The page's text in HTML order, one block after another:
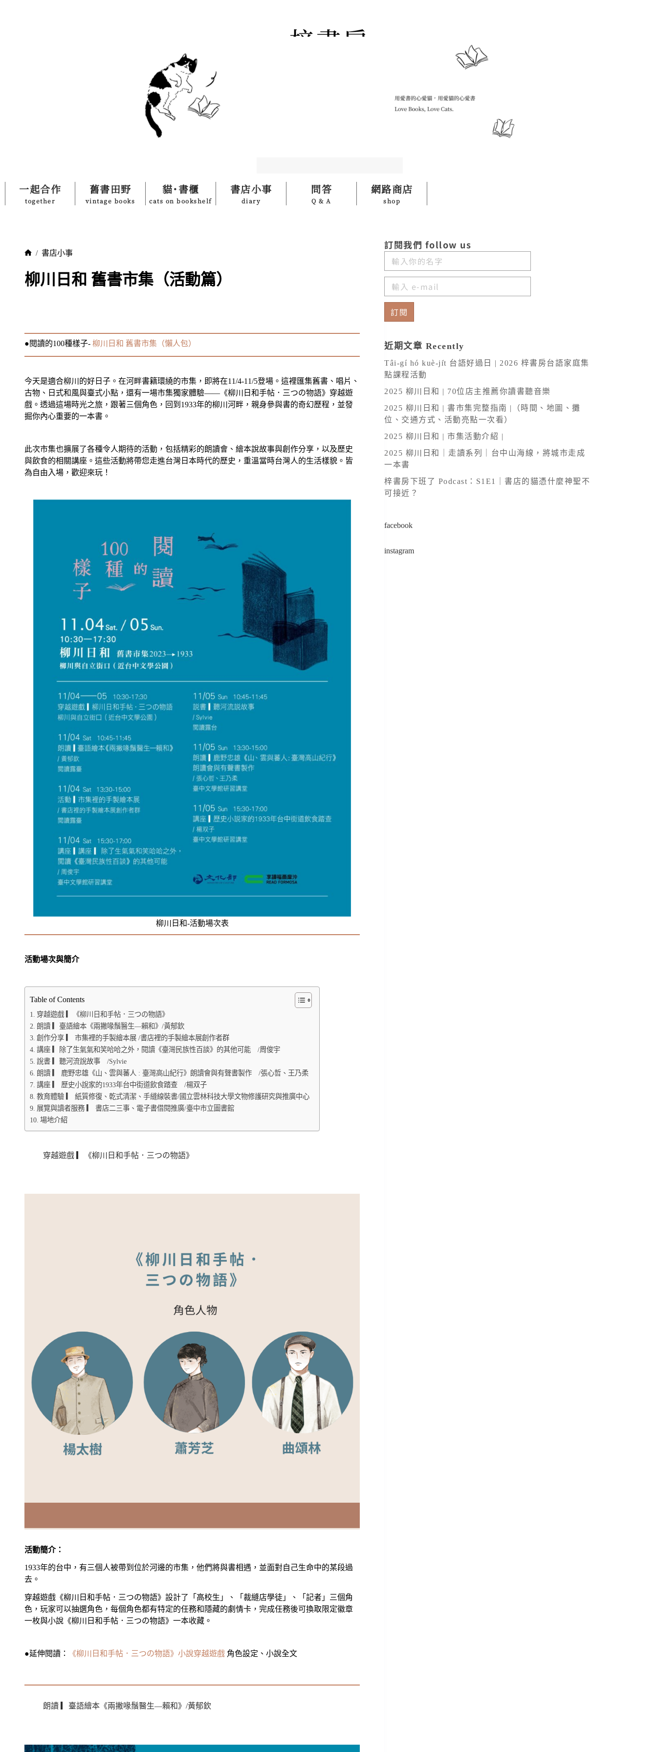
一起合作
together
舊書田野
vintage books
貓˙書櫃
cats on bookshelf
書店小事
diary
問答
Q & A
網路商店
shop
/ 書店小事
柳川日和 舊書市集（活動篇）
●閱讀的100種樣子- 柳川日和 舊書市集（懶人包）
今天是適合柳川的好日子。在河畔書籍環繞的市集，即將在11/4-11/5登場。這裡匯集舊書、唱片、
古物、日式和風與臺式小點，還有一場市集獨家體驗——《柳川日和手帖．三つの物語》穿越遊
戲。透過這場時光之旅，跟著三個角色，回到1933年的柳川河畔，親身參與書的奇幻歷程，並發
掘你內心重要的一本書。
此次市集也擴展了各種令人期待的活動，包括精彩的朗讀會、繪本說故事與創作分享，以及歷史
與飲食的相關講座。這些活動將帶您走進台灣日本時代的歷史，重溫當時台灣人的生活樣貌。皆
為自由入場，歡迎來玩！
柳川日和-活動場次表
活動場次與簡介
Table of Contents
穿越遊戲 ▎《柳川日和手帖．三つの物語》
朗讀 ▎臺語繪本《兩撇喙鬚醫生—賴和》/黃郁欽
創作分享 ▎ 市集裡的手製繪本展 /書店裡的手製繪本展創作者群
講座 ▎除了生氣氣和笑哈哈之外，閱讀《臺灣民族性百談》的其他可能 /周俊宇
說書 ▎聽河流說故事 /Sylvie
朗讀 ▎ 鹿野忠雄《山、雲與蕃人 : 臺灣高山紀行》朗讀會與有聲書製作 /張心哲、王乃柔
講座 ▎ 歷史小說家的1933年台中街道飲食踏查 /楊双子
教育體驗 ▎ 紙質修復、乾式清潔、手縫線裝書/國立雲林科技大學文物修護研究與推廣中心
展覽與讀者服務 ▎ 書店二三事、電子書借閱推廣/臺中市立圖書館
場地介紹
穿越遊戲 ▎《柳川日和手帖．三つの物語》
活動簡介：
1933年的台中，有三個人被帶到位於河邊的市集，他們將與書相遇，並面對自己生命中的某段過
去。
穿越遊戲《柳川日和手帖．三つの物語》設計了「高校生」、「裁縫店學徒」、「記者」三個角
色，玩家可以抽選角色，每個角色都有特定的任務和隱藏的劇情卡，完成任務後可換取限定徽章
一枚與小說《柳川日和手帖．三つの物語》一本收藏。
●延伸閱讀： 《柳川日和手帖．三つの物語》小說穿越遊戲 角色設定、小說全文
朗讀 ▎臺語繪本《兩撇喙鬚醫生—賴和》/黃郁欽
訂閱我們 follow us
訂閱
l
e
n
a
t
i
v
e
:
近期文章 Recently
Tâi-gí hó kuè-ji̍t 台語好過日 | 2026 梓書房台語家庭集
點課程活動
2025 柳川日和 | 70位店主推薦你讀書聽音樂
2025 柳川日和 | 書市集完整指南 |（時間、地圖、攤
位、交通方式、活動亮點一次看）
2025 柳川日和 | 市集活動介紹 |
2025 柳川日和｜走讀系列｜台中山海線，將城市走成
一本書
梓書房下班了 Podcast：S1E1｜書店的貓憑什麼神聖不
可接近？
facebook
instagram